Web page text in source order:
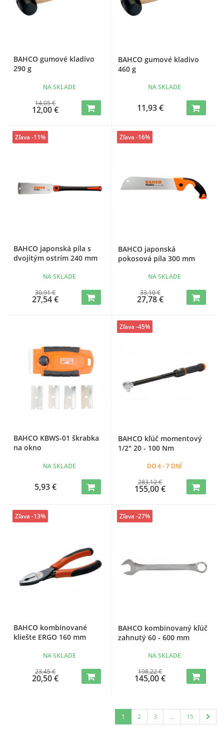
BAHCO gumové kladivo
290 g
NA SKLADE
14,05 €
12,00 €
BAHCO gumové kladivo
460 g
NA SKLADE
11,93 €
BAHCO japonská píla s
dvojitým ostrím 240 mm
NA SKLADE
30,91 €
27,54 €
Zľava -11%
BAHCO japonská
pokosová píla 300 mm
NA SKLADE
33,10 €
27,78 €
Zľava -16%
BAHCO KBWS-01 škrabka
na okno
NA SKLADE
5,93 €
BAHCO kľúč momentový
1/2" 20 - 100 Nm
DO 4 - 7 DNÍ
283,12 €
155,00 €
Zľava -45%
BAHCO kombinované
kliešte ERGO 160 mm
NA SKLADE
23,45 €
20,50 €
Zľava -13%
BAHCO kombinovaný kľúč
zahnutý 60 - 600 mm
NA SKLADE
198,22 €
145,00 €
Zľava -27%
1 2 3 ... 15